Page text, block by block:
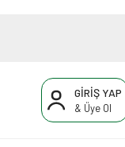
GİRİŞ YAP
& Üye Ol